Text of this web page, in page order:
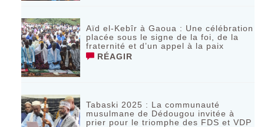
Aïd el-Kebîr à Gaoua : Une célébration
placée sous le signe de la foi, de la
fraternité et d’un appel à la paix
RÉAGIR
Tabaski 2025 : La communauté
musulmane de Dédougou invitée à
prier pour le triomphe des FDS et VDP